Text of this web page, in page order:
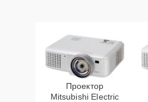
Проектор
Mitsubishi Electric